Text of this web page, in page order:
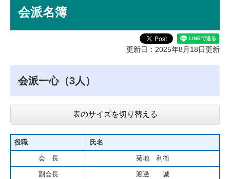
文会派名簿
更新日：2025年8月18日更新
会派一心（3人）
表のサイズを切り替える
役職 氏名
会 長 菊地 利衛
副会長 渡邊 誠